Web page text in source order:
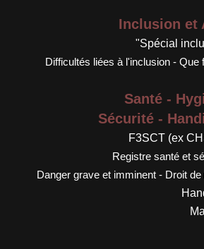
Inclusion et
"Spécial
Difficultés liées à l'inclusion - Que
Santé -
Sécurité -
F3SCT (ex
Registre santé et
Danger grave et imminent - Droit de